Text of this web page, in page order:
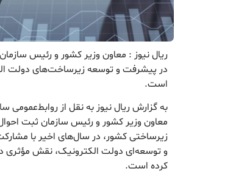
ریال نیوز : معاون وزیر کشور و رئیس
در پیشرفت و توسعه زیرساخت‌های دولت
است.
به گزارش ریال نیوز به نقل از روابط‌عمومی
معاون وزیر کشور و رئیس سازمان ثبت
زیرساختی کشور، در سال‌های اخیر با
و توسعه‌ای دولت الکترونیک، نقش مؤثری
کرده است.